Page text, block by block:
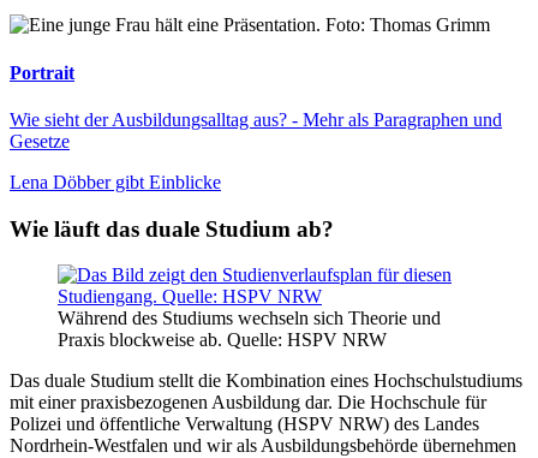
Portrait
Wie sieht der Ausbildungsalltag aus? - Mehr als Paragraphen und
Gesetze
Lena Döbber gibt Einblicke
Wie läuft das duale Studium ab?
Während des Studiums wechseln sich Theorie und
Praxis blockweise ab. Quelle: HSPV NRW
Das duale Studium stellt die Kombination eines Hochschulstudiums
mit einer praxisbezogenen Ausbildung dar. Die Hochschule für
Polizei und öffentliche Verwaltung (HSPV NRW) des Landes
Nordrhein-Westfalen und wir als Ausbildungsbehörde übernehmen